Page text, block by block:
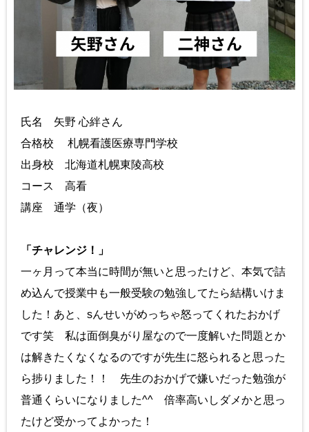
氏名 矢野 心絆さん
合格校 札幌看護医療専門学校
出身校 北海道札幌東陵高校
コース 高看
講座 通学（夜）
「チャレンジ！」
一ヶ月って本当に時間が無いと思ったけど、本気で詰
め込んで授業中も一般受験の勉強してたら結構いけま
した！あと、sんせいがめっちゃ怒ってくれたおかげ
です笑 私は面倒臭がり屋なので一度解いた問題とか
は解きたくなくなるのですが先生に怒られると思った
ら捗りました！！ 先生のおかげで嫌いだった勉強が
普通くらいになりました^^ 倍率高いしダメかと思っ
たけど受かってよかった！